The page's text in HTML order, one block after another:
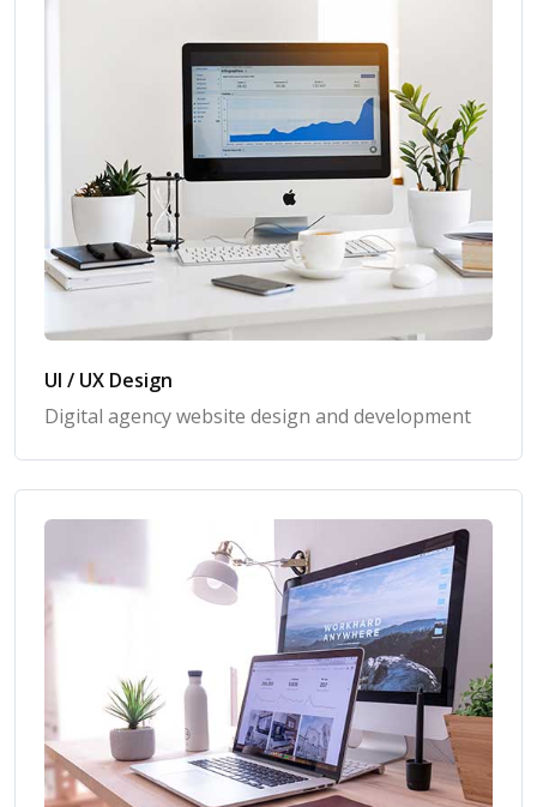
UI / UX Design
Digital agency website design and development